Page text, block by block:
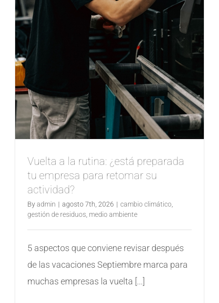
Vuelta a la rutina: ¿está preparada
tu empresa para retomar su
actividad?
Byadmin | agosto 7th, 2026 | cambio climático
gestión de residuos medio ambiente
5 aspectos que conviene revisar después
de las vacaciones Septiembre marca para
muchas empresas la vuelta [...]